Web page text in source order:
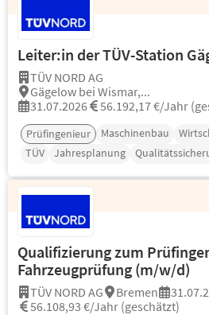
Leiter:in der TÜV-Station
TÜV NORD AG
Gägelow bei Wismar,...
31.07.2026
56.192,17 €/Jahr
Prüfingenieur Maschinenbau
TÜV
Jahresplanung
Qualifizierung zum
Fahrzeugprüfung (m/w/d)
TÜV NORD AG Bremen
56.108,93 €/Jahr (geschätzt)